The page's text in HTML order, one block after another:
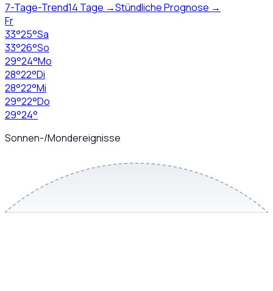
7-Tage-Trend14 Tage →Stündliche Prognose →
Fr
33°25°Sa
33°26°So
29°24°Mo
28°22°Di
28°22°Mi
29°22°Do
29°24°
Sonnen-/Mondereignisse